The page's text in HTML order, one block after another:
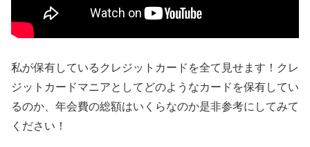
私が保有しているクレジットカードを全て見せます！クレ
ジットカードマニアとしてどのようなカードを保有してい
るのか、年会費の総額はいくらなのか是非参考にしてみて
ください！